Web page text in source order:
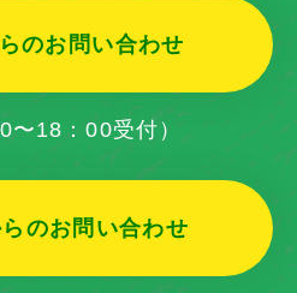
のお問い合わせ
〜18：00受付）
のお問い合わせ